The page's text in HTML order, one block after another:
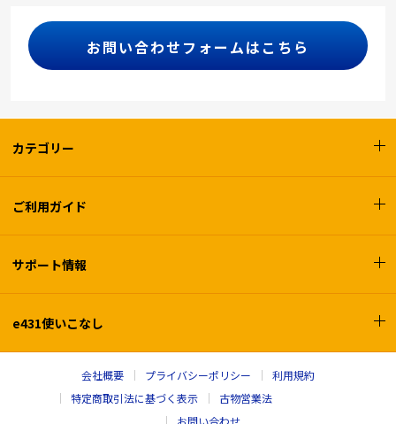
お問い合わせフォームはこちら
カテゴリー
ご利用ガイド
サポート情報
e431使いこなし
会社概要 プライバシーポリシー
利用規約
特定商取引法に基づく表示
古物営業法
お問い合わせ